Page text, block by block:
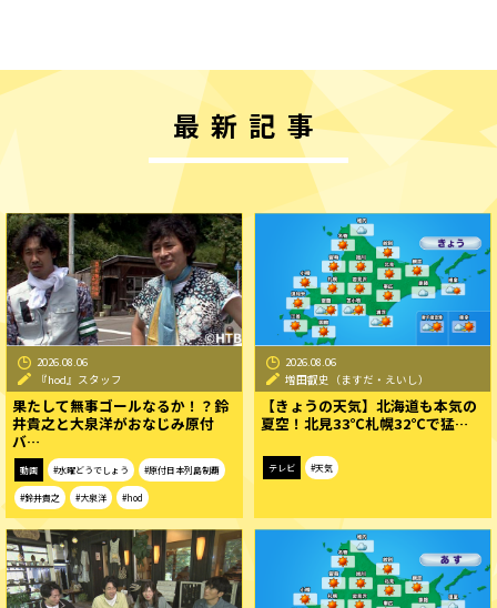
最新記事
2026.08.06
『hod』スタッフ
果たして無事ゴールなるか！？鈴
井貴之と大泉洋がおなじみ原付
バ…
動画 #水曜どうでしょう #原付日本列島制覇
#鈴井貴之 #大泉洋 #hod
2026.08.06
増田叡史（ますだ・えいし）
【きょうの天気】北海道も本気の
夏空！北見33℃札幌32℃で猛…
テレビ #天気